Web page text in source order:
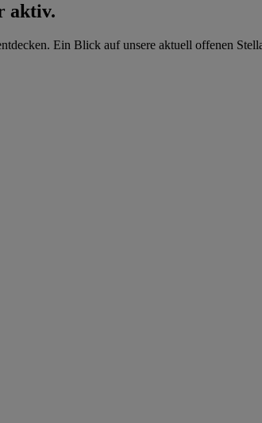
aktiv.
Ein Blick auf unsere aktuell offenen